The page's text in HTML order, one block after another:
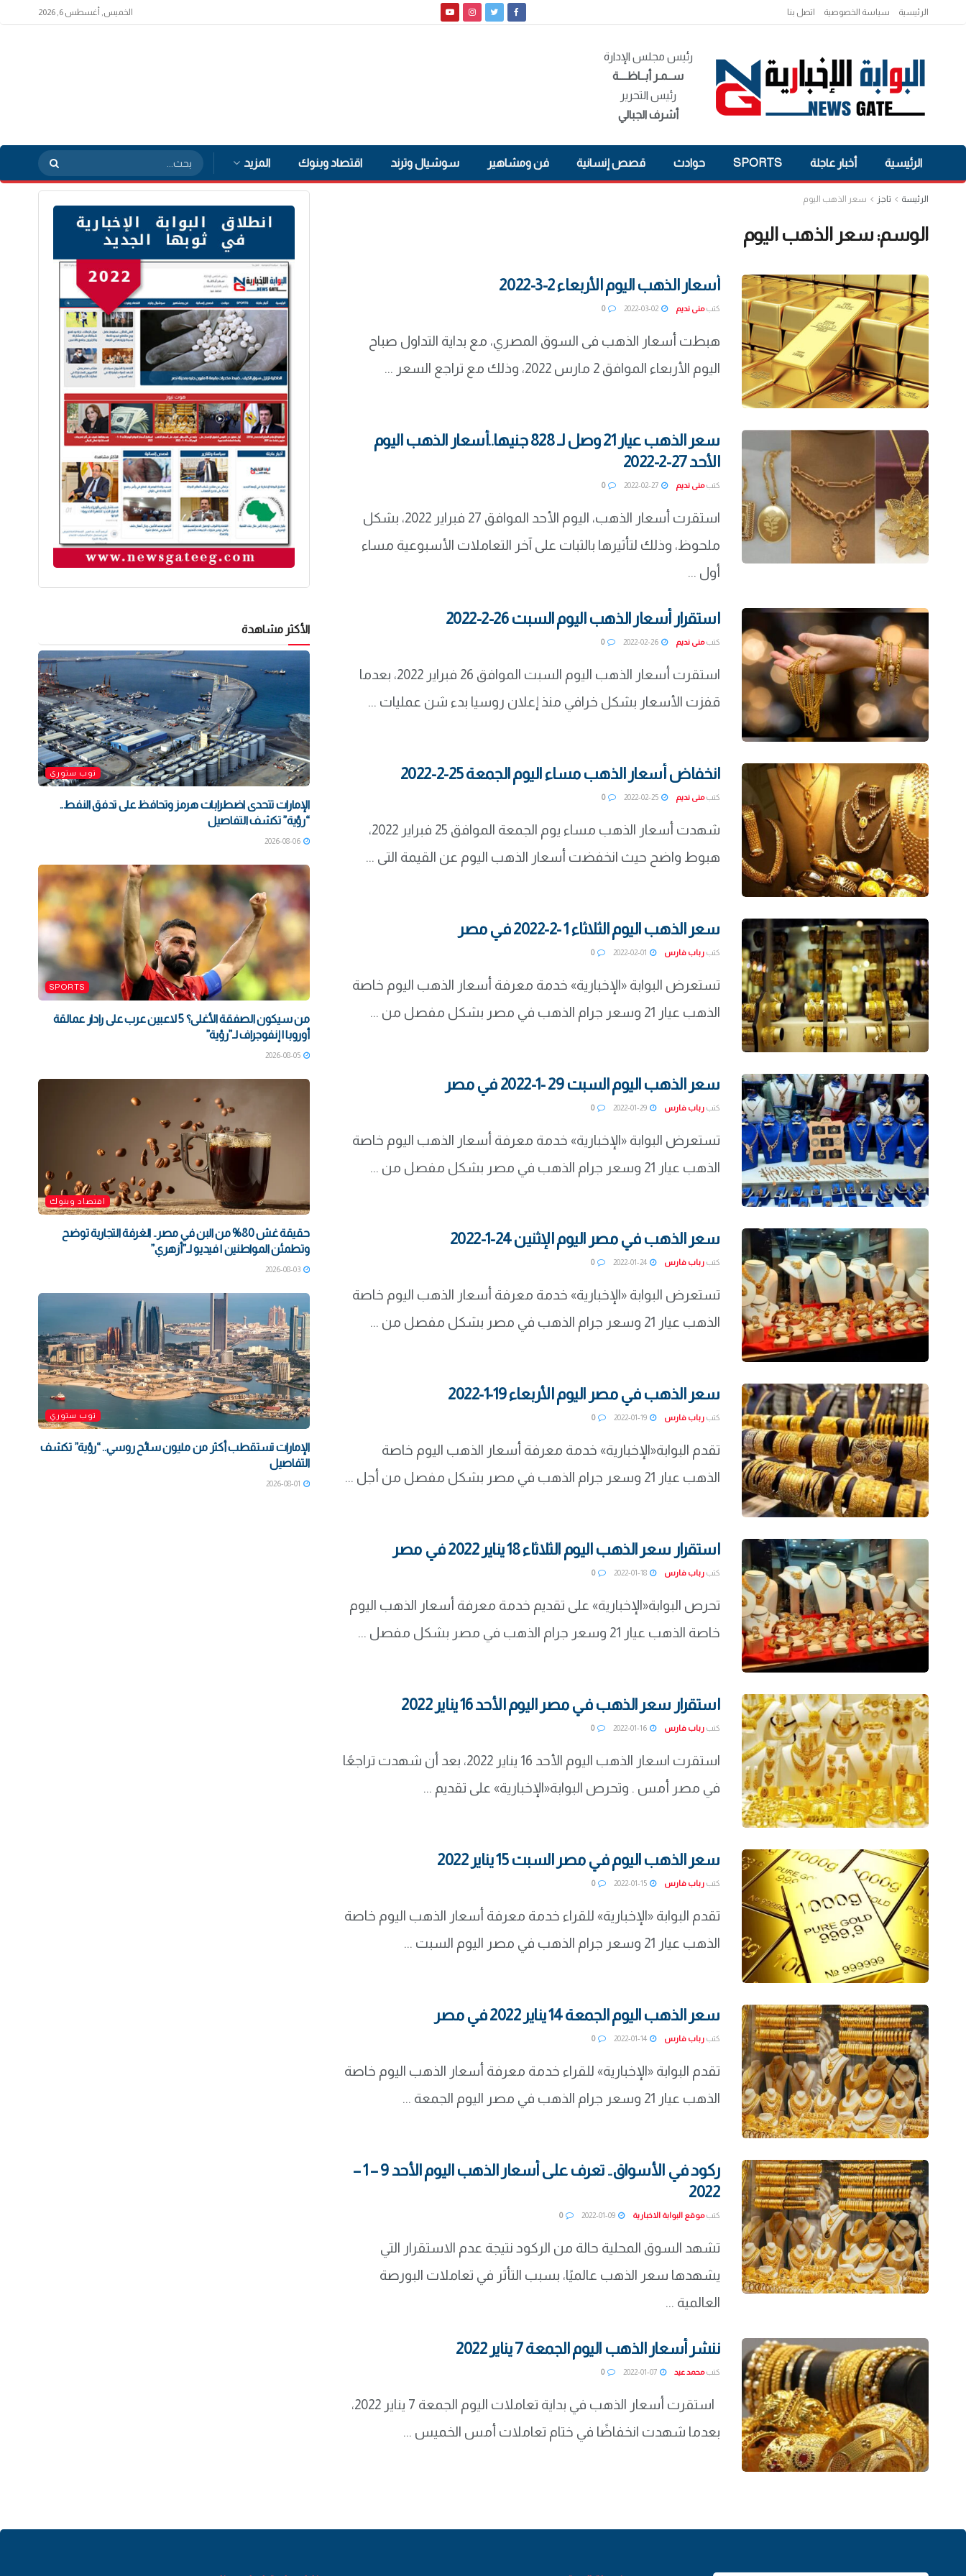
الرئيسية سياسة الخصوصية اتصل بنا الخميس, أغسطس 6, 2026
رئيس مجلس الإدارة
ســمـر أبــاظــــة
رئيس التحرير
أشرف الجبالي
الرئيسية أخبار عاجلة SPORTS حوادث قصص إنسانية فن ومشاهير سوشيال وترند اقتصاد وبنوك المزيد
الرئيسة تاجز سعر الذهب اليوم
الوسم: سعر الذهب اليوم
أسعار الذهب اليوم الأربعاء 2-3-2022
كتب منى نديم 2022-03-02
0
هبطت أسعار الذهب فى السوق المصري، مع بداية التداول صباح
اليوم الأربعاء الموافق 2 مارس 2022، وذلك مع تراجع السعر ...
سعر الذهب عيار 21 وصل لـ 828 جنيها..أسعار الذهب اليوم
الأحد 27-2-2022
كتب منى نديم 2022-02-27
0
استقرت أسعار الذهب، اليوم الأحد الموافق 27 فبراير 2022، بشكل
ملحوظ، وذلك لتأثيرها بالثبات على آخر التعاملات الأسبوعية مساء
أول ...
استقرار أسعار الذهب اليوم السبت 26-2-2022
كتب منى نديم 2022-02-26
0
استقرت أسعار الذهب اليوم السبت الموافق 26 فبراير 2022، بعدما
قفزت الأسعار بشكل خرافي منذ إعلان روسيا بدء شن عمليات ...
انخفاض أسعار الذهب مساء اليوم الجمعة 25-2-2022
كتب منى نديم 2022-02-25
0
شهدت أسعار الذهب مساء يوم الجمعة الموافق 25 فبراير 2022،
هبوط واضح حيث انخفضت أسعار الذهب اليوم عن القيمة التى ...
سعر الذهب اليوم الثلاثاء 1 -2-2022 في مصر
كتب رباب فارس 0
تستعرض البوابة «الإخبارية» خدمة معرفة أسعار الذهب اليوم خاصة
الذهب عيار 21 وسعر جرام الذهب في مصر بشكل مفصل من ...
سعر الذهب اليوم السبت 29 -1-2022 في مصر
كتب رباب فارس 2022-01-29
0
تستعرض البوابة «الإخبارية» خدمة معرفة أسعار الذهب اليوم خاصة
الذهب عيار 21 وسعر جرام الذهب في مصر بشكل مفصل من ...
سعر الذهب في مصر اليوم الإثنين 24-1-2022
كتب رباب فارس 2022-01-24
0
تستعرض البوابة «الإخبارية» خدمة معرفة أسعار الذهب اليوم خاصة
الذهب عيار 21 وسعر جرام الذهب في مصر بشكل مفصل من ...
سعر الذهب في مصر اليوم الأربعاء 19-1-2022
كتب رباب فارس 2022-01-19
0
تقدم البوابة«الإخبارية» خدمة معرفة أسعار الذهب اليوم خاصة
الذهب عيار 21 وسعر جرام الذهب في مصر بشكل مفصل من أجل ...
استقرار سعر الذهب اليوم الثلاثاء 18 يناير 2022 في مصر
كتب رباب فارس 2022-01-18
0
تحرص البوابة«الإخبارية» على تقديم خدمة معرفة أسعار الذهب اليوم
خاصة الذهب عيار 21 وسعر جرام الذهب في مصر بشكل مفصل ...
استقرار سعر الذهب في مصر اليوم الأحد 16 يناير 2022
كتب رباب فارس 2022-01-16
0
استقرت اسعار الذهب اليوم الأحد 16 يناير 2022، بعد أن شهدت تراجعًا
في مصر أمس . وتحرص البوابة«الإخبارية» على تقديم ...
سعر الذهب اليوم في مصر السبت 15 يناير 2022
كتب رباب فارس 2022-01-15
0
تقدم البوابة «الإخبارية» للقراء خدمة معرفة أسعار الذهب اليوم خاصة
الذهب عيار 21 وسعر جرام الذهب في مصر اليوم السبت ...
سعر الذهب اليوم الجمعة 14 يناير 2022 في مصر
كتب رباب فارس 2022-01-14
0
تقدم البوابة «الإخبارية» للقراء خدمة معرفة أسعار الذهب اليوم خاصة
الذهب عيار 21 وسعر جرام الذهب في مصر اليوم الجمعة ...
ركود في الأسواق.. تعرف على أسعار الذهب اليوم الأحد 9 – 1 –
2022
كتب موقع البوابة الاخبارية 2022-01-09
0
تشهد السوق المحلية حالة من الركود نتيجة عدم الاستقرار التي
يشهدها سعر الذهب عالميًا، بسبب التأثر في تعاملات البورصة
العالمية ...
ننشر أسعار الذهب اليوم الجمعة 7 يناير 2022
كتب محمد عيد 2022-01-07
0
استقرت أسعار الذهب في بداية تعاملات اليوم الجمعة 7 يناير 2022،
بعدما شهدت انخفاضًا في ختام تعاملات أمس الخميس ...
الأكثر مشاهدة
توب ستوري
الإمارات تتحدى اضطرابات هرمز وتحافظ على تدفق النفط..
“رؤية” تكشف التفاصيل
2026-08-06
SPORTS
من سيكون الصفقة الأغلى؟ 5 لاعبين عرب على رادار عمالقة
أوروبا | إنفوجراف لـ”رؤية”
2026-08-05
اقتصاد وبنوك
حقيقة غش 80% من البن في مصر.. الغرفة التجارية توضح
وتطمئن المواطنين | فيديو لـ”أزهري”
2026-08-03
توب ستوري
الإمارات تستقطب أكثر من مليون سائح روسي.. “رؤية” تكشف
التفاصيل